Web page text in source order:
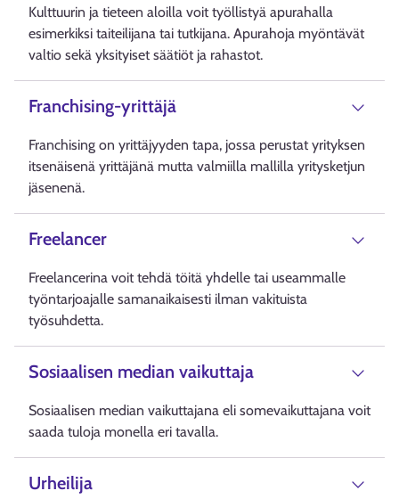
Kulttuurin ja tieteen aloilla voit työllistyä apurahalla
esimerkiksi taiteilijana tai tutkijana. Apurahoja myöntävät
valtio sekä yksityiset säätiöt ja rahastot.
Franchising-yrittäjä
Franchising on yrittäjyyden tapa, jossa perustat yrityksen
itsenäisenä yrittäjänä mutta valmiilla mallilla yritysketjun
jäsenenä.
Freelancer
Freelancerina voit tehdä töitä yhdelle tai useammalle
työntarjoajalle samanaikaisesti ilman vakituista
työsuhdetta.
Sosiaalisen median vaikuttaja
Sosiaalisen median vaikuttajana eli somevaikuttajana voit
saada tuloja monella eri tavalla.
Urheilija